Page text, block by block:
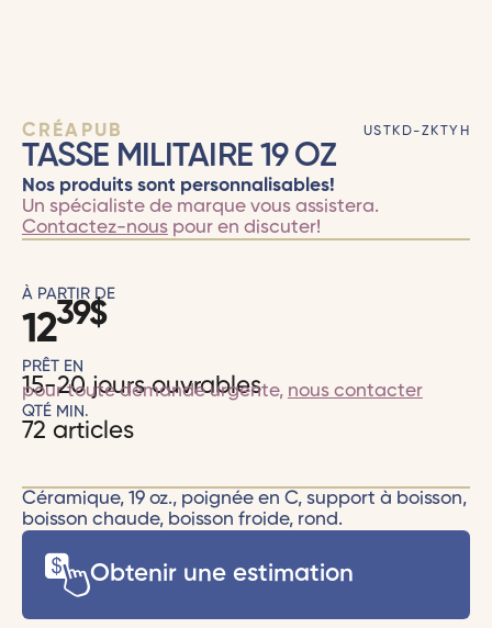
CRÉAPUB USTKD-ZKTYH
TASSE MILITAIRE 19 OZ
Nos produits sont personnalisables!
Un spécialiste de marque vous assistera.
Contactez-nouspour en discuter!
À PARTIR DE
1239$
PRÊT EN
15-20 jours ouvrables
pour toute demande urgente, nous contacter
QTÉ MIN.
72 articles
Céramique, 19 oz., poignée en C, support à boisson,
boisson chaude, boisson froide, rond.
Obtenir une estimation